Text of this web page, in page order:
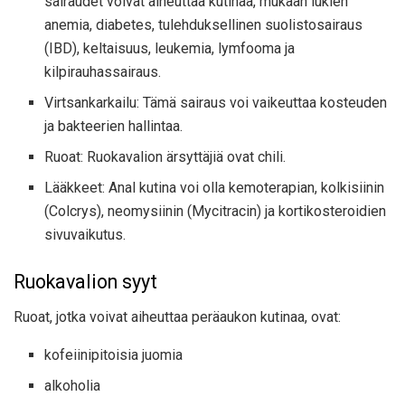
anemia, diabetes, tulehduksellinen suolistosairaus
(IBD), keltaisuus, leukemia, lymfooma ja
kilpirauhassairaus.
Virtsankarkailu: Tämä sairaus voi vaikeuttaa kosteuden
ja bakteerien hallintaa.
Ruoat: Ruokavalion ärsyttäjiä ovat chili.
Lääkkeet: Anal kutina voi olla kemoterapian, kolkisiinin
(Colcrys), neomysiinin (Mycitracin) ja kortikosteroidien
sivuvaikutus.
Ruokavalion syyt
Ruoat, jotka voivat aiheuttaa peräaukon kutinaa, ovat:
kofeiinipitoisia juomia
alkoholia